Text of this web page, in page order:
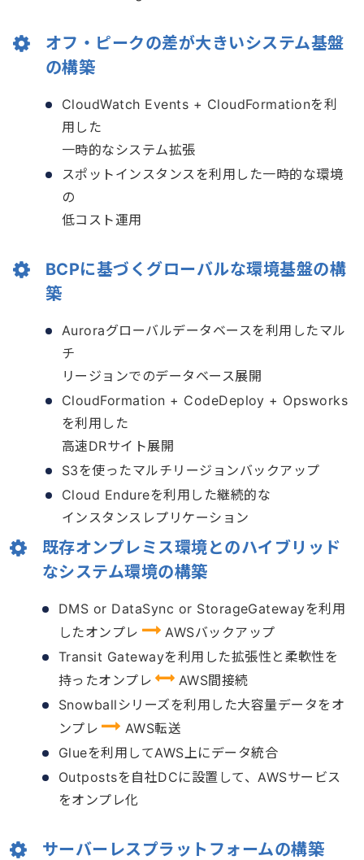
オフ・ピークの差が大きいシステム基盤
の構築
CloudWatch Events + CloudFormationを利
用した
一時的なシステム拡張
スポットインスタンスを利用した一時的な環境
の
低コスト運用
BCPに基づくグローバルな環境基盤の構
築
Auroraグローバルデータベースを利用したマル
チ
リージョンでのデータベース展開
CloudFormation + CodeDeploy + Opsworks
を利用した
高速DRサイト展開
S3を使ったマルチリージョンバックアップ
Cloud Endureを利用した継続的な
インスタンスレプリケーション
既存オンプレミス環境とのハイブリッド
なシステム環境の構築
DMS or DataSync or StorageGatewayを利用
したオンプレ
AWSバックアップ
Transit Gatewayを利用した拡張性と柔軟性を
持ったオンプレ
AWS間接続
Snowballシリーズを利用した大容量データをオ
ンプレ
AWS転送
Glueを利用してAWS上にデータ統合
Outpostsを自社DCに設置して、AWSサービス
をオンプレ化
サーバーレスプラットフォームの構築